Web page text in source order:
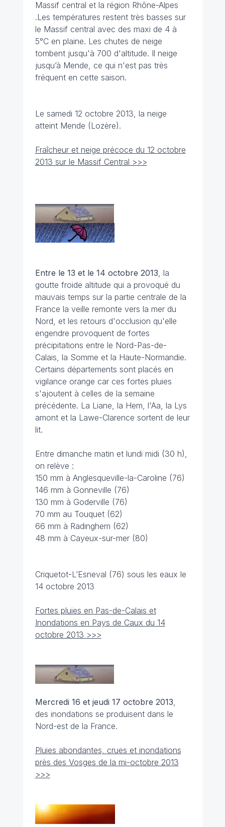
Massif central et la région Rhône-Alpes
.Les températures restent très basses sur
le Massif central avec des maxi de 4 à
5°C en plaine. Les chutes de neige
tombent jusqu'à 700 d'altitude. Il neige
jusqu’à Mende, ce qui n'est pas très
fréquent en cette saison.
Le samedi 12 octobre 2013, la neige
atteint Mende (Lozère).
Fraîcheur et neige précoce du 12 octobre
2013 sur le Massif Central >>>
Entre le 13 et le 14 octobre 2013, la
goutte froide altitude qui a provoqué du
mauvais temps sur la partie centrale de la
France la veille remonte vers la mer du
Nord, et les retours d'occlusion qu'elle
engendre provoquent de fortes
précipitations entre le Nord-Pas-de-
Calais, la Somme et la Haute-Normandie.
Certains départements sont placés en
vigilance orange car ces fortes pluies
s'ajoutent à celles de la semaine
précédente. La Liane, la Hem, l'Aa, la Lys
amont et la Lawe-Clarence sortent de leur
lit.
Entre dimanche matin et lundi midi (30 h),
on relève :
150 mm à Anglesqueville-la-Caroline (76)
146 mm à Gonneville (76)
130 mm à Goderville (76)
70 mm au Touquet (62)
66 mm à Radinghem (62)
48 mm à Cayeux-sur-mer (80)
Criquetot-L’Esneval (76) sous les eaux le
14 octobre 2013
Fortes pluies en Pas-de-Calais et
Inondations en Pays de Caux du 14
octobre 2013 >>>
Mercredi 16 et jeudi 17 octobre 2013,
des inondations se produisent dans le
Nord-est de la France.
Pluies abondantes, crues et inondations
près des Vosges de la mi-octobre 2013
>>>